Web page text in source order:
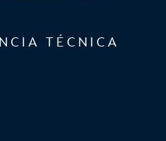
TÉCNICA